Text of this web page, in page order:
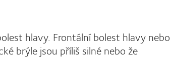
hlavy. Frontální bolest hlavy nebo
brýle jsou příliš silné nebo že